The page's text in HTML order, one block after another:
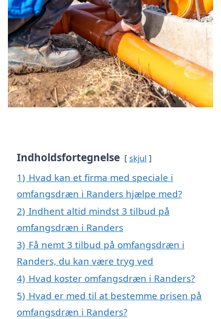
Indholdsfortegnelse skjul
1) Hvad kan et firma med speciale i
omfangsdræn i Randers hjælpe med?
2) Indhent altid mindst 3 tilbud på
omfangsdræn i Randers
3) Få nemt 3 tilbud på omfangsdræn i
Randers, du kan være tryg ved
4) Hvad koster omfangsdræn i Randers?
5) Hvad er med til at bestemme prisen på
omfangsdræn i Randers?